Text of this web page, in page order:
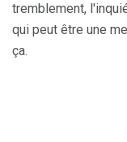
tremblement,
qui peut être une
ça.